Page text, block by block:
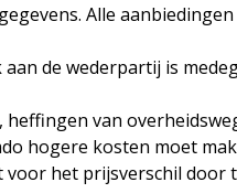
Alle
de wederpartij is
van
hogere kosten moet
het prijsverschil door